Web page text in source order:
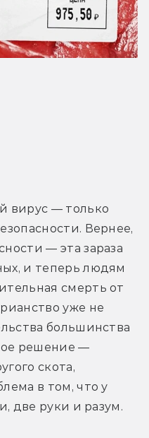
вирус — только
Вернее,
— эта зараза
и теперь людям
смерть от
уже не
большинства
решение —
скота,
в том, что у
две руки и разум.